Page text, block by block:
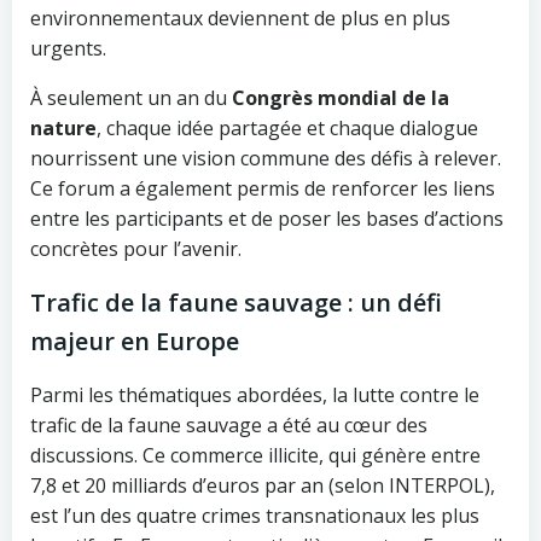
environnementaux deviennent de plus en plus
urgents.
À seulement un an du Congrès mondial de la
nature, chaque idée partagée et chaque dialogue
nourrissent une vision commune des défis à relever.
Ce forum a également permis de renforcer les liens
entre les participants et de poser les bases d’actions
concrètes pour l’avenir.
Trafic de la faune sauvage : un défi
majeur en Europe
Parmi les thématiques abordées, la lutte contre le
trafic de la faune sauvage a été au cœur des
discussions. Ce commerce illicite, qui génère entre
7,8 et 20 milliards d’euros par an (selon INTERPOL),
est l’un des quatre crimes transnationaux les plus